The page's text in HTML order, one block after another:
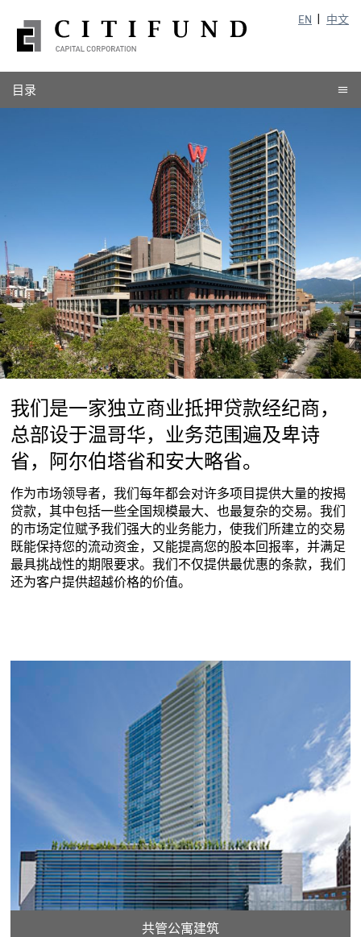
EN 中文
目录
我们是一家独立商业抵押贷款经纪商，
总部设于温哥华，业务范围遍及卑诗
省，阿尔伯塔省和安大略省。
作为市场领导者，我们每年都会对许多项目提供大量的按揭
贷款，其中包括一些全国规模最大、也最复杂的交易。我们
的市场定位赋予我们强大的业务能力，使我们所建立的交易
既能保持您的流动资金，又能提高您的股本回报率，并满足
最具挑战性的期限要求。我们不仅提供最优惠的条款，我们
还为客户提供超越价格的价值。
共管公寓建筑